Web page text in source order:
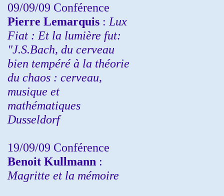
09/09/09 Conférence
Pierre Lemarquis : Lux
Fiat : Et la lumière fut:
"J.S.Bach, du cerveau
bien tempéré à la théorie
du chaos : cerveau,
musique et
mathématiques
Dusseldorf
19/09/09 Conférence
Benoit Kullmann :
Magritte et la mémoire